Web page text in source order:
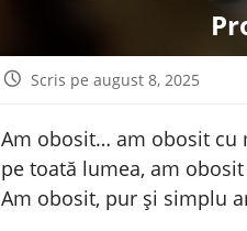
Scris pe august 8, 2025
Am obosit… am obosit cu
pe toată lumea, am
Am obosit, pur și simplu